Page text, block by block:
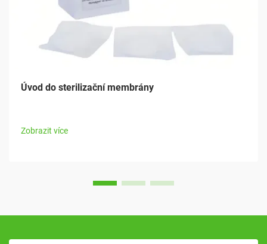
Úvod do sterilizační membrány
Zobrazit více